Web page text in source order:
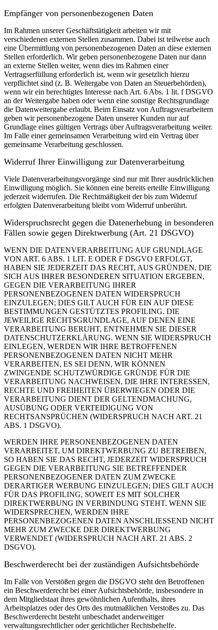
Empfänger von personenbezogenen Daten
Im Rahmen unserer Geschäftstätigkeit arbeiten wir mit
verschiedenen externen Stellen zusammen. Dabei ist teilweise auch
eine Übermittlung von personenbezogenen Daten an diese externen
Stellen erforderlich. Wir geben personenbezogene Daten nur dann
an externe Stellen weiter, wenn dies im Rahmen einer
Vertragserfüllung erforderlich ist, wenn wir gesetzlich hierzu
verpflichtet sind (z. B. Weitergabe von Daten an Steuerbehörden),
wenn wir ein berechtigtes Interesse nach Art. 6 Abs. 1 lit. f DSGVO
an der Weitergabe haben oder wenn eine sonstige Rechtsgrundlage
die Datenweitergabe erlaubt. Beim Einsatz von Auftragsverarbeitern
geben wir personenbezogene Daten unserer Kunden nur auf
Grundlage eines gültigen Vertrags über Auftragsverarbeitung weiter.
Im Falle einer gemeinsamen Verarbeitung wird ein Vertrag über
gemeinsame Verarbeitung geschlossen.
Widerruf Ihrer Einwilligung zur Datenverarbeitung
Viele Datenverarbeitungsvorgänge sind nur mit Ihrer ausdrücklichen
Einwilligung möglich. Sie können eine bereits erteilte Einwilligung
jederzeit widerrufen. Die Rechtmäßigkeit der bis zum Widerruf
erfolgten Datenverarbeitung bleibt vom Widerruf unberührt.
Widerspruchsrecht gegen die Datenerhebung in besonderen
Fällen sowie gegen Direktwerbung (Art. 21 DSGVO)
WENN DIE DATENVERARBEITUNG AUF GRUNDLAGE
VON ART. 6 ABS. 1 LIT. E ODER F DSGVO ERFOLGT,
HABEN SIE JEDERZEIT DAS RECHT, AUS GRÜNDEN, DIE
SICH AUS IHRER BESONDEREN SITUATION ERGEBEN,
GEGEN DIE VERARBEITUNG IHRER
PERSONENBEZOGENEN DATEN WIDERSPRUCH
EINZULEGEN; DIES GILT AUCH FÜR EIN AUF DIESE
BESTIMMUNGEN GESTÜTZTES PROFILING. DIE
JEWEILIGE RECHTSGRUNDLAGE, AUF DENEN EINE
VERARBEITUNG BERUHT, ENTNEHMEN SIE DIESER
DATENSCHUTZERKLÄRUNG. WENN SIE WIDERSPRUCH
EINLEGEN, WERDEN WIR IHRE BETROFFENEN
PERSONENBEZOGENEN DATEN NICHT MEHR
VERARBEITEN, ES SEI DENN, WIR KÖNNEN
ZWINGENDE SCHUTZWÜRDIGE GRÜNDE FÜR DIE
VERARBEITUNG NACHWEISEN, DIE IHRE INTERESSEN,
RECHTE UND FREIHEITEN ÜBERWIEGEN ODER DIE
VERARBEITUNG DIENT DER GELTENDMACHUNG,
AUSÜBUNG ODER VERTEIDIGUNG VON
RECHTSANSPRÜCHEN (WIDERSPRUCH NACH ART. 21
ABS. 1 DSGVO).
WERDEN IHRE PERSONENBEZOGENEN DATEN
VERARBEITET, UM DIREKTWERBUNG ZU BETREIBEN,
SO HABEN SIE DAS RECHT, JEDERZEIT WIDERSPRUCH
GEGEN DIE VERARBEITUNG SIE BETREFFENDER
PERSONENBEZOGENER DATEN ZUM ZWECKE
DERARTIGER WERBUNG EINZULEGEN; DIES GILT AUCH
FÜR DAS PROFILING, SOWEIT ES MIT SOLCHER
DIREKTWERBUNG IN VERBINDUNG STEHT. WENN SIE
WIDERSPRECHEN, WERDEN IHRE
PERSONENBEZOGENEN DATEN ANSCHLIESSEND NICHT
MEHR ZUM ZWECKE DER DIREKTWERBUNG
VERWENDET (WIDERSPRUCH NACH ART. 21 ABS. 2
DSGVO).
Beschwerde­recht bei der zuständigen Aufsichts­behörde
Im Falle von Verstößen gegen die DSGVO steht den Betroffenen
ein Beschwerderecht bei einer Aufsichtsbehörde, insbesondere in
dem Mitgliedstaat ihres gewöhnlichen Aufenthalts, ihres
Arbeitsplatzes oder des Orts des mutmaßlichen Verstoßes zu. Das
Beschwerderecht besteht unbeschadet anderweitiger
verwaltungsrechtlicher oder gerichtlicher Rechtsbehelfe.